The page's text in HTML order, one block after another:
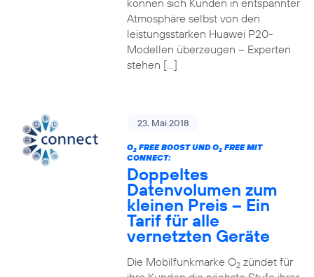
können sich Kunden in entspannter
Atmosphäre selbst von den
leistungsstarken Huawei P20-
Modellen überzeugen – Experten
stehen […]
23. Mai 2018
O2FREE BOOST UND O2FREE MIT
CONNECT:
Doppeltes
Datenvolumen zum
kleinen Preis – Ein
Tarif für alle
vernetzten Geräte
Die Mobilfunkmarke O2zündet für